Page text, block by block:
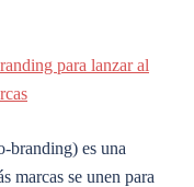
branding) es una
marcas se unen para